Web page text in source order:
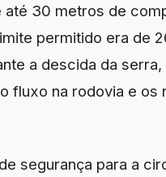
até 30 metros de
permitido era de
a descida da serra,
fluxo na rodovia e os
segurança para a